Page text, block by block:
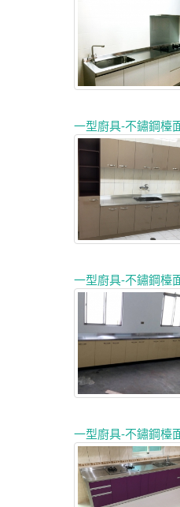
一型廚具-不鏽鋼檯
一型廚具-不鏽鋼檯
一型廚具-不鏽鋼檯